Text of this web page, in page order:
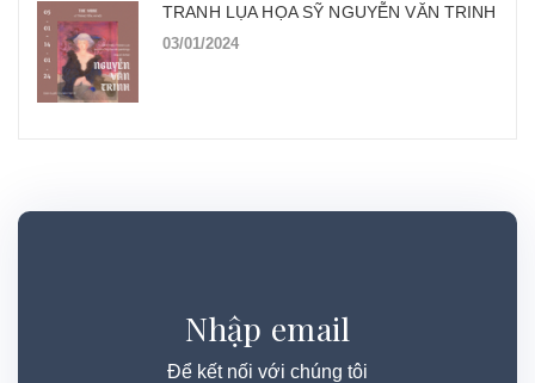
TRANH LỤA HỌA SỸ NGUYỄN VĂN TRINH
03/01/2024
Nhập email
Để kết nối với chúng tôi